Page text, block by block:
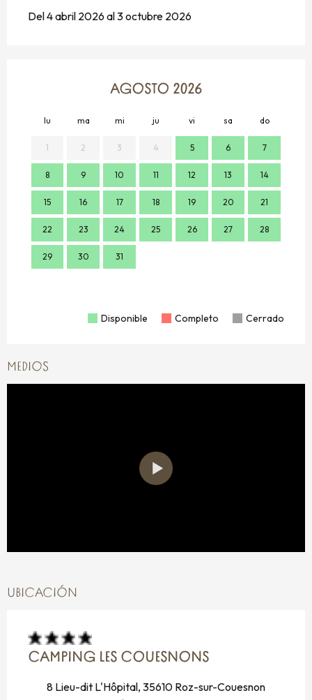
Del 4 abril 2026 al 3 octubre 2026
AGOSTO 2026
lu ma mi ju vi sa do
1 2 3 4 5 6 7
8 9 10 11 12 13 14
15 16 17 18 19 20 21
22 23 24 25 26 27 28
29 30 31
Disponible Completo Cerrado
MEDIOS
UBICACIÓN
CAMPING LES COUESNONS
8 Lieu-dit L'Hôpital, 35610 Roz-sur-Couesnon